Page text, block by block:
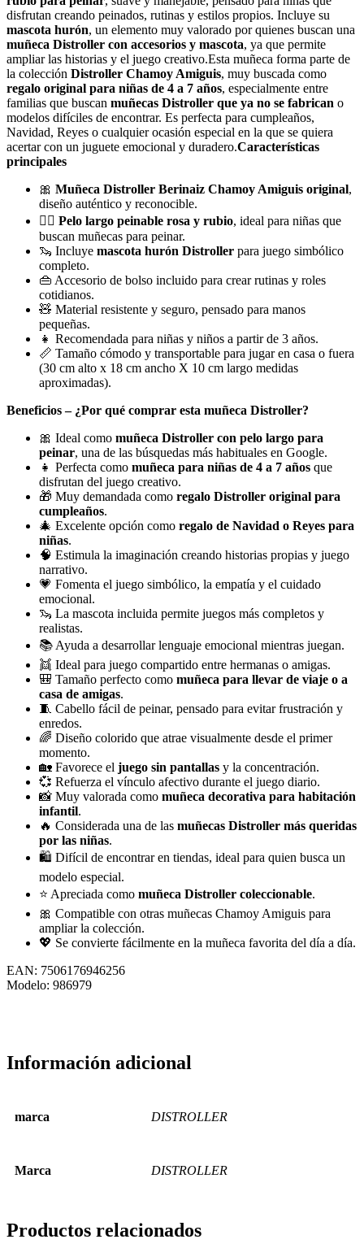
disfrutan creando peinados, rutinas y estilos propios. Incluye su
mascota hurón, un elemento muy valorado por quienes buscan una
muñeca Distroller con accesorios y mascota, ya que permite
ampliar las historias y el juego creativo.Esta muñeca forma parte de
la colección Distroller Chamoy Amiguis, muy buscada como
regalo original para niñas de 4 a 7 años, especialmente entre
familias que buscan muñecas Distroller que ya no se fabrican o
modelos difíciles de encontrar. Es perfecta para cumpleaños,
Navidad, Reyes o cualquier ocasión especial en la que se quiera
acertar con un juguete emocional y duradero.Características
principales
🎀 Muñeca Distroller Berinaiz Chamoy Amiguis original,
diseño auténtico y reconocible.
💇‍♀️ Pelo largo peinable rosa y rubio, ideal para niñas que
buscan muñecas para peinar.
🦦 Incluye mascota hurón Distroller para juego simbólico
completo.
👜 Accesorio de bolso incluido para crear rutinas y roles
cotidianos.
🧸 Material resistente y seguro, pensado para manos
pequeñas.
👧 Recomendada para niñas y niños a partir de 3 años.
📏 Tamaño cómodo y transportable para jugar en casa o fuera
(30 cm alto x 18 cm ancho X 10 cm largo medidas
aproximadas).
Beneficios – ¿Por qué comprar esta muñeca Distroller?
🎀 Ideal como muñeca Distroller con pelo largo para
peinar, una de las búsquedas más habituales en Google.
👧 Perfecta como muñeca para niñas de 4 a 7 años que
disfrutan del juego creativo.
🎁 Muy demandada como regalo Distroller original para
cumpleaños.
🎄 Excelente opción como regalo de Navidad o Reyes para
niñas.
🧠 Estimula la imaginación creando historias propias y juego
narrativo.
💗 Fomenta el juego simbólico, la empatía y el cuidado
emocional.
🦦 La mascota incluida permite juegos más completos y
realistas.
📚 Ayuda a desarrollar lenguaje emocional mientras juegan.
👯 Ideal para juego compartido entre hermanas o amigas.
🎒 Tamaño perfecto como muñeca para llevar de viaje o a
casa de amigas.
🧵 Cabello fácil de peinar, pensado para evitar frustración y
enredos.
🌈 Diseño colorido que atrae visualmente desde el primer
momento.
🏡 Favorece el juego sin pantallas y la concentración.
💞 Refuerza el vínculo afectivo durante el juego diario.
📸 Muy valorada como muñeca decorativa para habitación
infantil.
🔥 Considerada una de las muñecas Distroller más queridas
por las niñas.
🛍️ Difícil de encontrar en tiendas, ideal para quien busca un
modelo especial.
⭐ Apreciada como muñeca Distroller coleccionable.
🎀 Compatible con otras muñecas Chamoy Amiguis para
ampliar la colección.
💖 Se convierte fácilmente en la muñeca favorita del día a día.
EAN: 7506176946256
Modelo: 986979
Información adicional
marca DISTROLLER
Marca DISTROLLER
Productos relacionados